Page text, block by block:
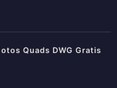
Quads DWG Gratis